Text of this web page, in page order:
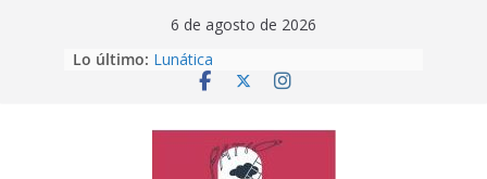
6 de agosto de 2026
Lo último: Lunática
Pero, hasta entonces…
‘La broma infinita’ de recomendar
lecturas veraniegas
Otra del Mundial